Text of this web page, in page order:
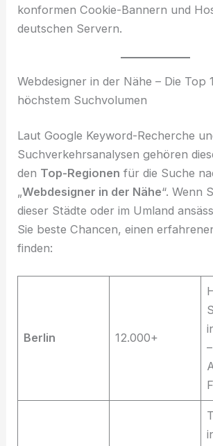
konformen Cookie-Bannern und
deutschen Servern.
Webdesigner in der Nähe – Die Top
höchstem Suchvolumen
Laut Google Keyword-Recherche
Suchverkehrsanalysen gehören
den Top-Regionen für die Suche
„Webdesigner in der Nähe“. Wenn
dieser Städte oder im Umland
Sie beste Chancen, einen
finden:
Berlin 12.000+